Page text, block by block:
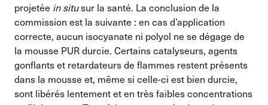
projetée in situsur la santé. La conclusion de la
commission est la suivante : en cas d’application
correcte, aucun isocyanate ni polyol ne se dégage de
la mousse PUR durcie. Certains catalyseurs, agents
gonflants et retardateurs de flammes restent présents
dans la mousse et, même si celle-ci est bien durcie,
sont libérés lentement et en très faibles concentrations